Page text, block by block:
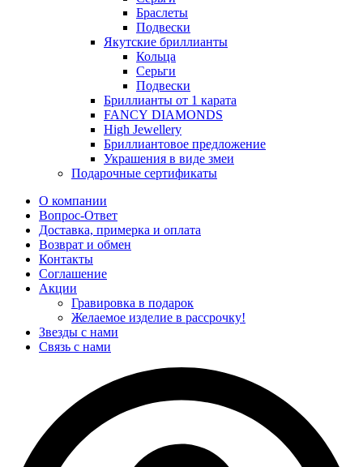
Браслеты
Подвески
Якутские бриллианты
Кольца
Серьги
Подвески
Бриллианты от 1 карата
FANCY DIAMONDS
High Jewellery
Бриллиантовое предложение
Украшения в виде змеи
Подарочные сертификаты
О компании
Вопрос-Ответ
Доставка, примерка и оплата
Возврат и обмен
Контакты
Соглашение
Акции
Гравировка в подарок
Желаемое изделие в рассрочку!
Звезды с нами
Связь с нами